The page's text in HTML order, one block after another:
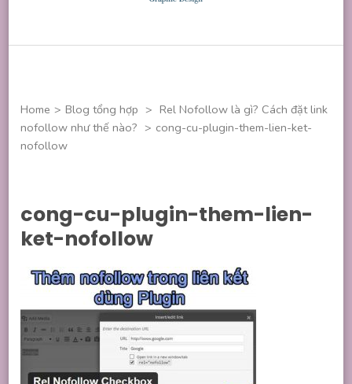
Home > Blog tổng hợp > Rel Nofollow là gì? Cách đặt link
nofollow như thế nào? > cong-cu-plugin-them-lien-ket-
nofollow
cong-cu-plugin-them-lien-
ket-nofollow